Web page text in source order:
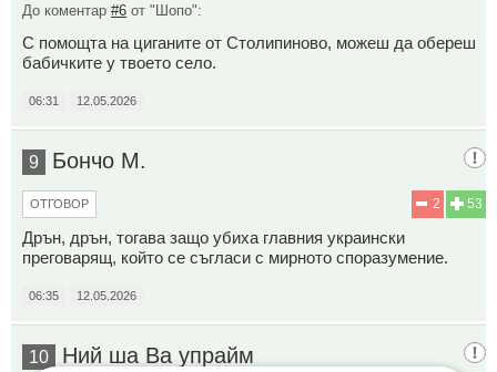
До коментар #6 от "Шопо":
С помощта на циганите от Столипиново, можеш да обереш
бабичките у твоето село.
06:31 12.05.2026
9 Бончо М.
53
2
ОТГОВОР
Дрън, дрън, тогава защо убиха главния украински
преговарящ, който се съгласи с мирното споразумение.
06:35 12.05.2026
10 Ний ша Ва упрайм